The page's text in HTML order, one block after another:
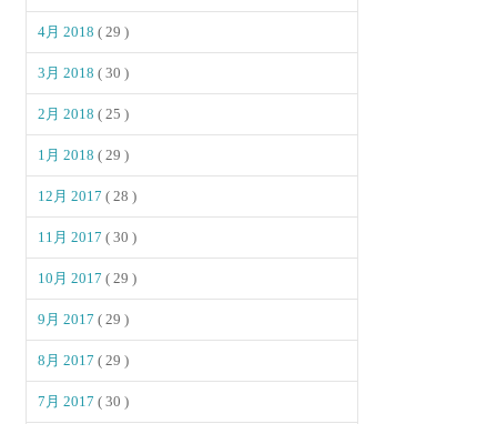
4月 2018( 29 )
3月 2018( 30 )
2月 2018( 25 )
1月 2018( 29 )
12月 2017( 28 )
11月 2017( 30 )
10月 2017( 29 )
9月 2017( 29 )
8月 2017( 29 )
7月 2017( 30 )